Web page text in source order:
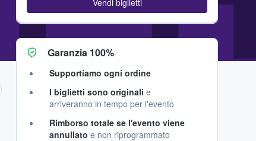
Vendi biglietti
Garanzia 100%
Supportiamo ogni ordine
I biglietti sono originali e
arriveranno in tempo per l'evento
Rimborso totale se l'evento viene
annullato e non riprogrammato